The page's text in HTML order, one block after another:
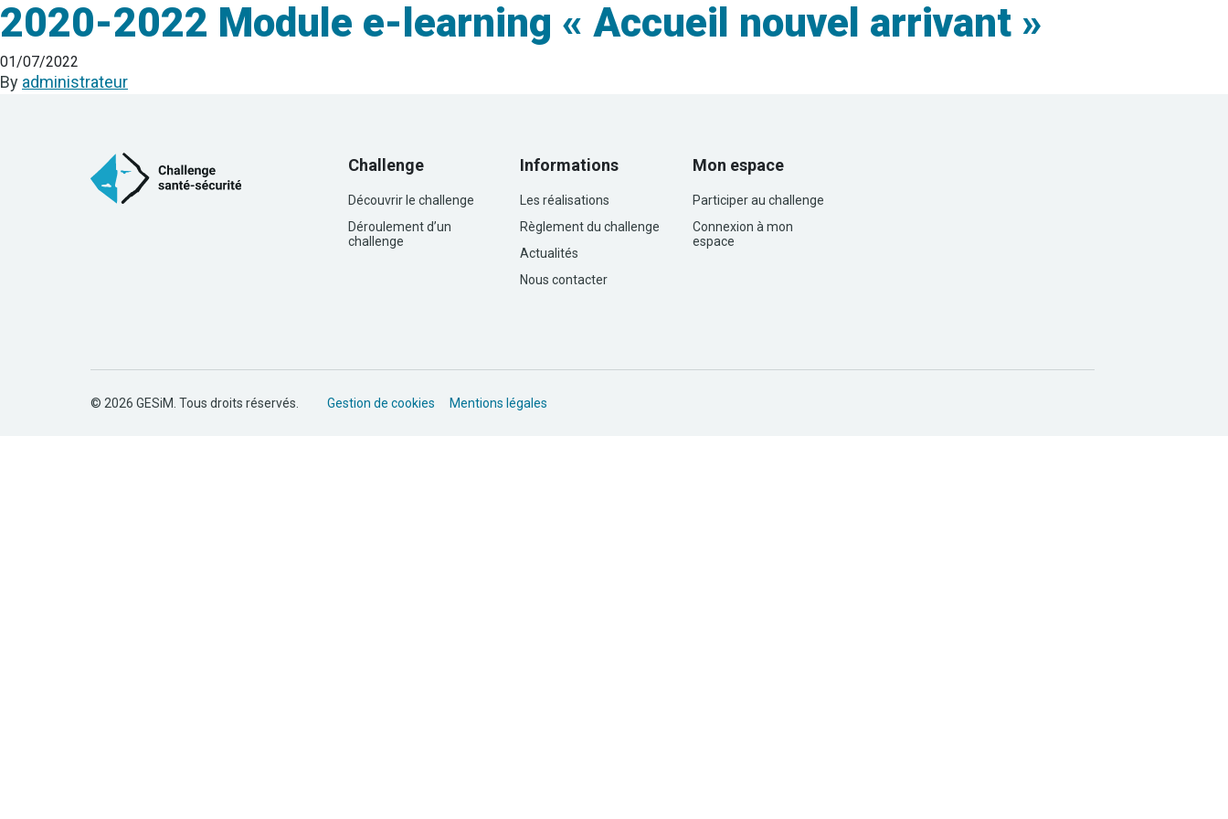
2020-2022 Module e-learning « Accueil nouvel arrivant »
01/07/2022
By administrateur
Challenge
Découvrir le challenge
Déroulement d’un
challenge
Informations
Les réalisations
Règlement du challenge
Actualités
Nous contacter
Mon espace
Participer au challenge
Connexion à mon
espace
© 2026 GESiM. Tous droits réservés. Gestion de cookies Mentions légales